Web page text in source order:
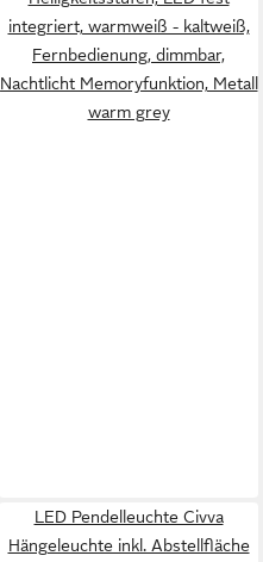
integriert, warmweiß - kaltweiß,
Fernbedienung, dimmbar,
Nachtlicht Memoryfunktion, Metall
warm grey
LED Pendelleuchte Civva
Hängeleuchte inkl. Abstellfläche